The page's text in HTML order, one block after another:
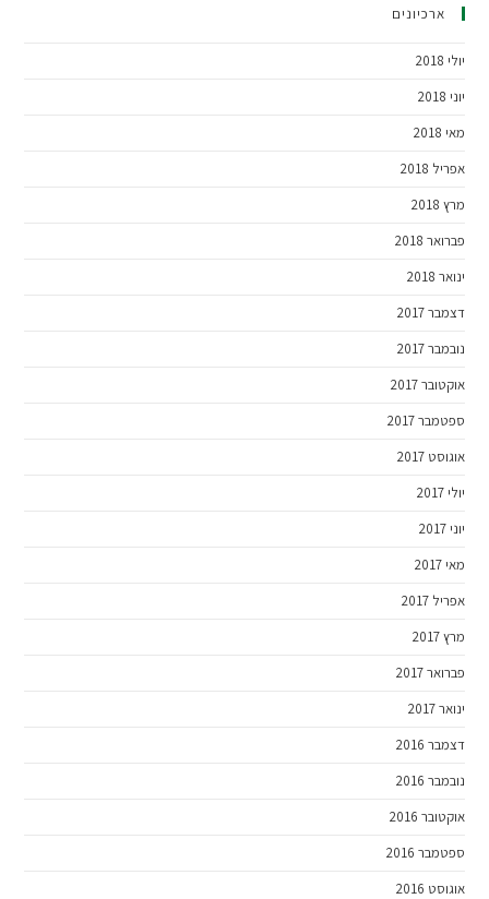
ארכיונים
יולי 2018
יוני 2018
מאי 2018
אפריל 2018
מרץ 2018
פברואר 2018
ינואר 2018
דצמבר 2017
נובמבר 2017
אוקטובר 2017
ספטמבר 2017
אוגוסט 2017
יולי 2017
יוני 2017
מאי 2017
אפריל 2017
מרץ 2017
פברואר 2017
ינואר 2017
דצמבר 2016
נובמבר 2016
אוקטובר 2016
ספטמבר 2016
אוגוסט 2016